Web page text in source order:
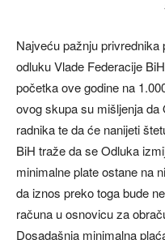
Najveću pažnju
odluku Vlade Federacije
početka ove godine na
ovog skupa su mišljenja da
radnika te da će nanijeti
BiH traže da se Odluka
minimalne plate ostane na
da iznos preko toga bude
računa u osnovicu za
Dosadašnja minimalna